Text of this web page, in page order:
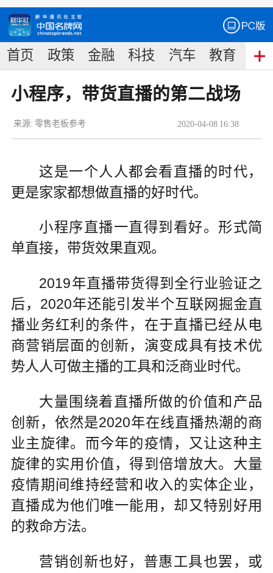
首页 政策 金融 科技 汽车 教育 食
小程序，带货直播的第二战场
2020-04-08 16:38
来源: 零售老板参考
这是一个人人都会看直播的时代，
更是家家都想做直播的好时代。
小程序直播一直得到看好。形式简
单直接，带货效果直观。
2019年直播带货得到全行业验证之
后，2020年还能引发半个互联网掘金直
播业务红利的条件，在于直播已经从电
商营销层面的创新，演变成具有技术优
势人人可做主播的工具和泛商业时代。
大量围绕着直播所做的价值和产品
创新，依然是2020年在线直播热潮的商
业主旋律。而今年的疫情，又让这种主
旋律的实用价值，得到倍增放大。大量
疫情期间维持经营和收入的实体企业，
直播成为他们唯一能用，却又特别好用
的救命方法。
营销创新也好，普惠工具也罢，或